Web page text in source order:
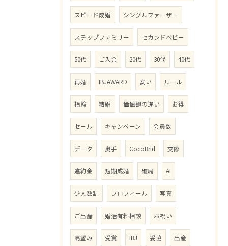
スピード成婚 シングルファーザー
ステップファミリー セカンドベビー
50代 ご入会 20代 30代 40代
再婚 IBJAWARD 安い ルール
指輪 結婚 価値観の違い お得
セール キャンペーン 会員数
データ 奥手 CocoBrid 交際
違約金 短期成婚 破局 AI
少人数制 プロフィール 写真
ご出産 婚活有料相談 お祝い
高望み 受賞 IBJ 妥協 出産